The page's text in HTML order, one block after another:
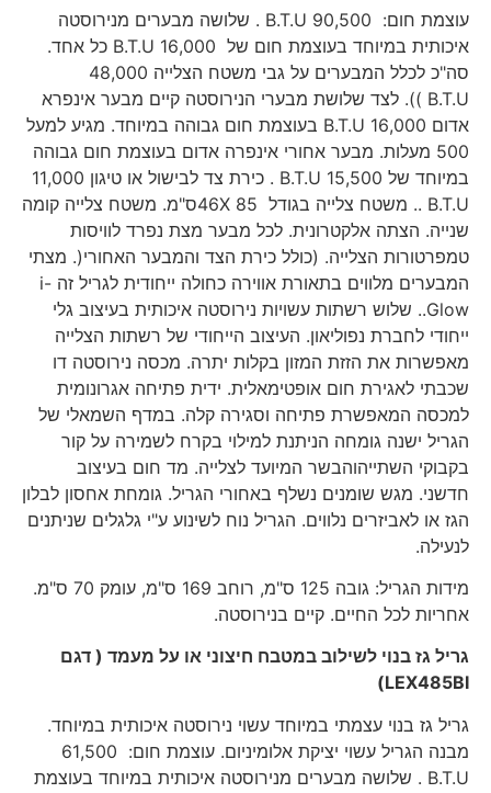
עוצמת חום: 90,500 B.T.U . שלושה מבערים מנירוסטה
איכותית במיוחד בעוצמת חום של 16,000 B.T.U כל אחד.
סה"כ לכלל המבערים על גבי משטח הצלייה 48,000
B.T.U )). לצד שלושת מבערי הנירוסטה קיים מבער אינפרא
אדום 16,000 B.T.U בעוצמת חום גבוהה במיוחד. מגיע למעל
500 מעלות. מבער אחורי אינפרה אדום בעוצמת חום גבוהה
במיוחד של 15,500 B.T.U . כירת צד לבישול או טיגון 11,000
B.T.U .. משטח צלייה בגודל 46X 85ס"מ. משטח צלייה קומה
שנייה. הצתה אלקטרונית. לכל מבער מצת נפרד לוויסות
טמפרטורות הצלייה. (כולל כירת הצד והמבער האחורי(. מצתי
המבערים מלווים בתאורת אווירה כחולה ייחודית לגריל זה i-
Glow.. שלוש רשתות עשויות נירוסטה איכותית בעיצוב גלי
ייחודי לחברת נפוליאון. העיצוב הייחודי של רשתות הצלייה
מאפשרות את הזזת המזון בקלות יתרה. מכסה נירוסטה דו
שכבתי לאגירת חום אופטימאלית. ידית פתיחה אגרונומית
למכסה המאפשרת פתיחה וסגירה קלה. במדף השמאלי של
הגריל ישנה גומחה הניתנת למילוי בקרח לשמירה על קור
בקבוקי השתייהוהבשר המיועד לצלייה. מד חום בעיצוב
חדשני. מגש שומנים נשלף באחורי הגריל. גומחת אחסון לבלון
הגז או לאביזרים נלווים. הגריל נוח לשינוע ע"י גלגלים שניתנים
לנעילה.
מידות הגריל: גובה 125 ס"מ, רוחב 169 ס"מ, עומק 70 ס"מ.
אחריות לכל החיים. קיים בנירוסטה.
גריל גז בנוי לשילוב במטבח חיצוני או על מעמד ( דגם
LEX485BI
)
גריל גז בנוי עצמתי במיוחד עשוי נירוסטה איכותית במיוחד.
מבנה הגריל עשוי יציקת אלומיניום. עוצמת חום: 61,500
B.T.U . שלושה מבערים מנירוסטה איכותית במיוחד בעוצמת